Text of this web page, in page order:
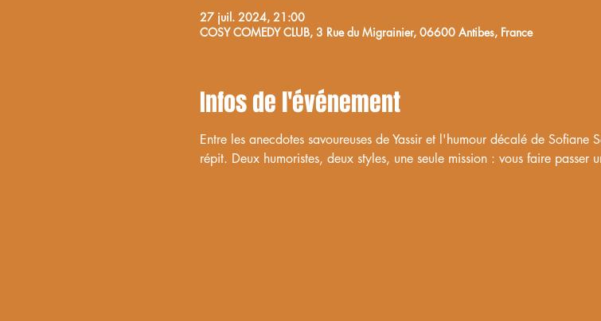
27 juil. 2024, 21:00
COSY COMEDY CLUB, 3 Rue du Migrainier, 06600 Antibes, France
Infos de l'événement
Entre les anecdotes savoureuses de Yassir et l'humour décalé de Sofiane
répit. Deux humoristes, deux styles, une seule mission : vous faire passer